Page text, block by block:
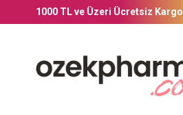
1000 TL ve Üzeri Ücretsiz Kargo